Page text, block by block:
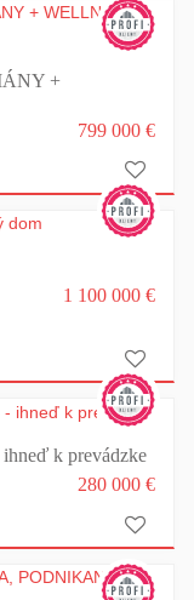
+
799 000 €
1 100 000 €
k prevádzke
280 000 €